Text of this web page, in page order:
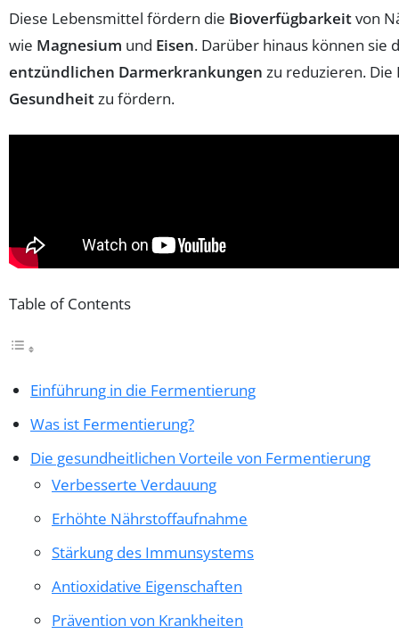
Diese Lebensmittel fördern die Bioverfügbarkeitvon
wie Magnesium und Eisen. Darüber hinaus können sie
entzündlichen Darmerkrankungen zu reduzieren.
Gesundheitzu fördern.
Table of Contents
Einführung in die Fermentierung
Was ist Fermentierung?
Die gesundheitlichen Vorteile von Fermentierung
Verbesserte Verdauung
Erhöhte Nährstoffaufnahme
Stärkung des Immunsystems
Antioxidative Eigenschaften
Prävention von Krankheiten